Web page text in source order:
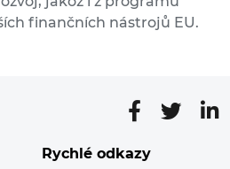
finančních nástrojů EU.
Rychlé odkazy